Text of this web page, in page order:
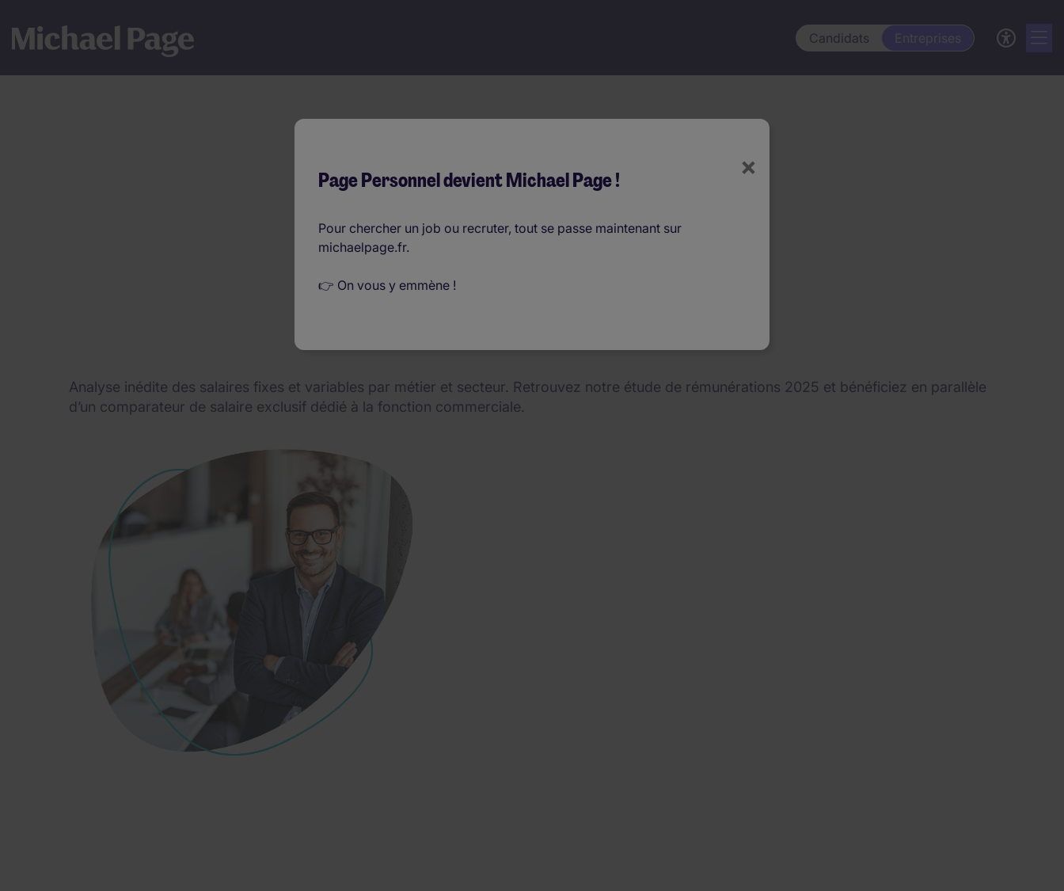
Candidats Entreprises
Analyse inédite des salaires fixes et variables par métier et secteur. Retrouvez notre étude de rémunérations 2025 et bénéficiez en parallèle
d’un comparateur de salaire exclusif dédié à la fonction commerciale.
×
Page Personnel devient Michael Page !
Pour chercher un job ou recruter, tout se passe maintenant sur
michaelpage.fr.
👉 On vous y emmène !